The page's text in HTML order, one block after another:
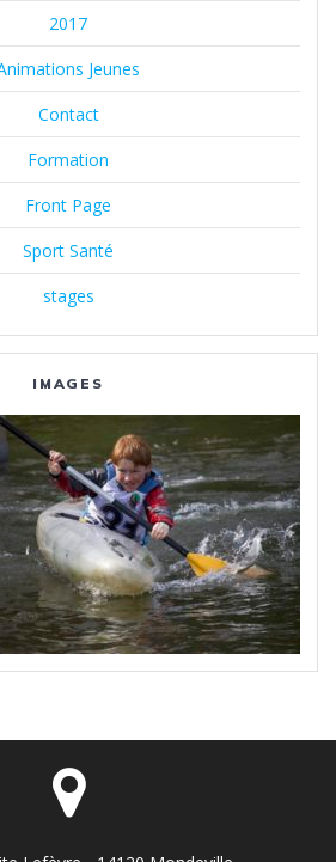
2017
Jeunes
Contact
Formation
Front Page
Sport Santé
stages
IMAGES